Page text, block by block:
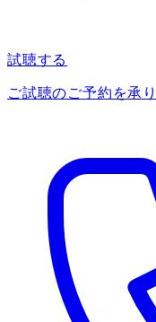
試聴する
ご試聴のご予約を承